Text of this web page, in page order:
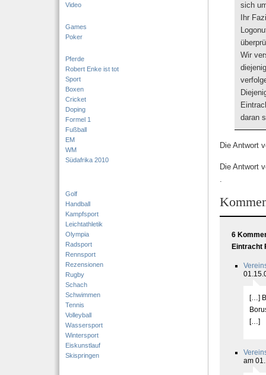
Video
Games
Poker
Pferde
Robert Enke ist tot
Sport
Boxen
Cricket
Doping
Formel 1
Fußball
EM
WM
Südafrika 2010
Golf
Handball
Kampfsport
Leichtathletik
Olympia
Radsport
Rennsport
Rezensionen
Rugby
Schach
Schwimmen
Tennis
Volleyball
Wassersport
Wintersport
Eiskunstlauf
Skispringen
sich
Ihr
Wir
daran
Die Antwort
Die Antwort
.
6
Eintracht
[…]
[…]
am